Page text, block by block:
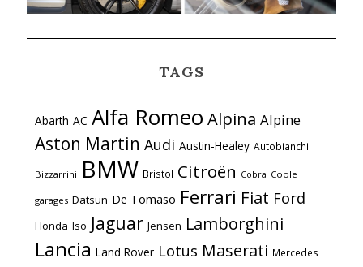
TAGS
Abarth AC Alfa Romeo Alpina Alpine
Aston Martin Audi Austin-Healey Autobianchi
Bizzarrini BMW Bristol Citroën Cobra Coole
garages Datsun De Tomaso Ferrari Fiat Ford
Honda Iso Jaguar Jensen Lamborghini
Lancia Land Rover Lotus Maserati Mercedes